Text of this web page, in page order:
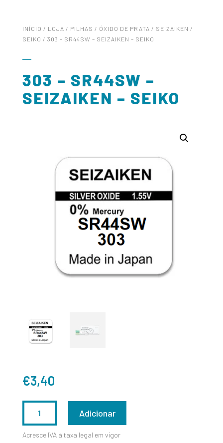
INÍCIO / LOJA / PILHAS / ÓXIDO DE PRATA / SEIZAIKEN /
SEIKO / 303 – SR44SW – SEIZAIKEN – SEIKO
303 – SR44SW –
SEIZAIKEN – SEIKO
€3,40
DE
Adicionar
Acresce IVA à taxa legal em vigor